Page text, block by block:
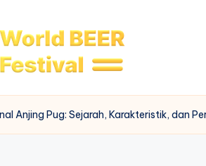
Anjing Pug: Sejarah, Karakteristik, dan